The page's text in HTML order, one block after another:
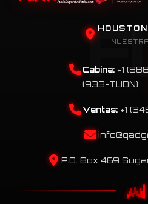
Cabina: +1
(933-TUDN)
Ventas: +1
P.O. Box 469